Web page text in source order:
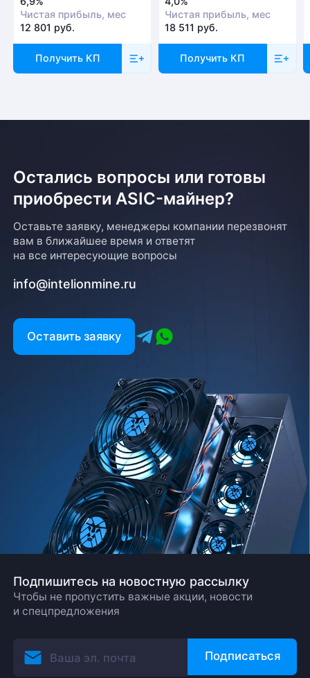
Чистая прибыль, мес
12 801 руб.
Получить КП
Чистая прибыль, мес
18 511 руб.
Получить КП
Остались вопросы или готовы
приобрести ASIC-майнер?
Оставьте заявку, менеджеры компании перезвонят
вам в ближайшее время и ответят
на все интересующие вопросы
info@intelionmine.ru
Оставить заявку
Подпишитесь на новостную рассылку
Чтобы не пропустить важные акции, новости
и спецпредложения
Подписаться